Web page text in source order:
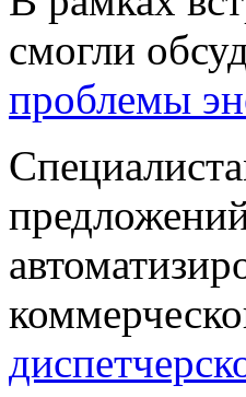
смогли
проблемы